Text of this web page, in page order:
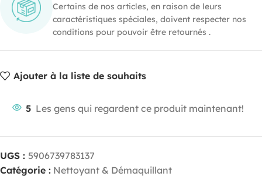
Certains de nos articles, en raison de leurs
caractéristiques spéciales, doivent respecter nos
conditions pour pouvoir être retournés .
Ajouter à la liste de souhaits
5 Les gens qui regardent ce produit maintenant!
UGS : 5906739783137
Catégorie : Nettoyant & Démaquillant